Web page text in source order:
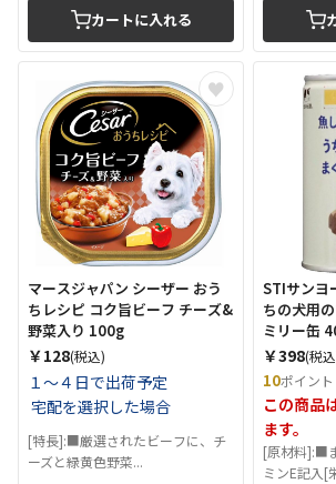
カートに入れる
マースジャパン シーザー おう
ちレシピ コク旨ビーフ チーズ&
野菜入り 100g
￥128(税込)
１～４日で出荷予定
宅配を選択した場合
[特長]:■厳選されたビーフに、チ
ーズと緑黄色野菜...
STIサンヨ
ちの犬用
ミリー缶
￥398(税
10ポイント
この商品
ます。
[原材料]:■
ミンE記入[